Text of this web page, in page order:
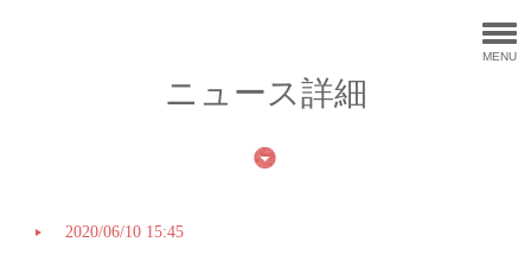
MENU
ニュース詳細
2020/06/10 15:45